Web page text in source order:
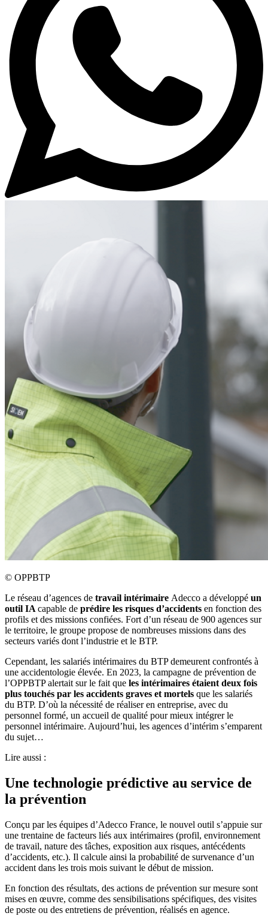
© OPPBTP
Le réseau d’agences de travail intérimaire Adecco a développé un
outil IA capable de prédire les risques d’accidents en fonction des
profils et des missions confiées. Fort d’un réseau de 900 agences sur
le territoire, le groupe propose de nombreuses missions dans des
secteurs variés dont l’industrie et le BTP.
Cependant, les salariés intérimaires du BTP demeurent confrontés à
une accidentologie élevée. En 2023, la campagne de prévention de
l’OPPBTP alertait sur le fait que les intérimaires étaient deux fois
plus touchés par les accidents graves et mortels que les salariés
du BTP. D’où la nécessité de réaliser en entreprise, avec du
personnel formé, un accueil de qualité pour mieux intégrer le
personnel intérimaire. Aujourd’hui, les agences d’intérim s’emparent
du sujet…
Lire aussi :
Une technologie prédictive au service de
la prévention
Conçu par les équipes d’Adecco France, le nouvel outil s’appuie sur
une trentaine de facteurs liés aux intérimaires (profil, environnement
de travail, nature des tâches, exposition aux risques, antécédents
d’accidents, etc.). Il calcule ainsi la probabilité de survenance d’un
accident dans les trois mois suivant le début de mission.
En fonction des résultats, des actions de prévention sur mesure sont
mises en œuvre, comme des sensibilisations spécifiques, des visites
de poste ou des entretiens de prévention, réalisés en agence.